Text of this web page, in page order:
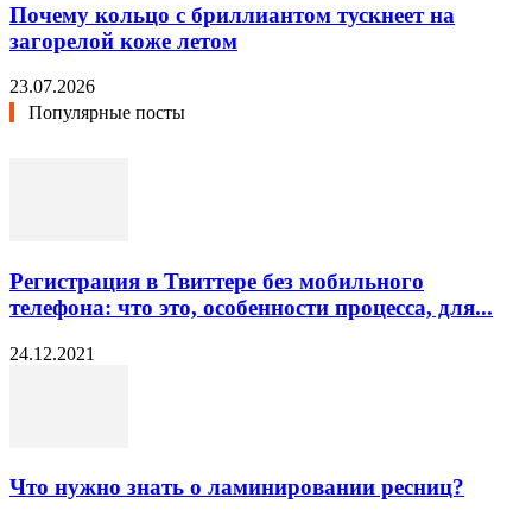
Почему кольцо с бриллиантом тускнеет на
загорелой коже летом
23.07.2026
Популярные посты
Регистрация в Твиттере без мобильного
телефона: что это, особенности процесса, для...
24.12.2021
Что нужно знать о ламинировании ресниц?